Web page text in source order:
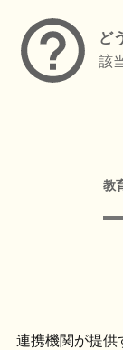
ど
該
教
連携機関が提供